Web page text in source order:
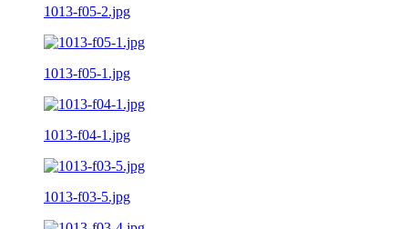
1013-f05-2.jpg
1013-f05-1.jpg
1013-f04-1.jpg
1013-f03-5.jpg